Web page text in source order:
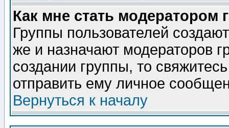
Как мне стать модератором
Группы пользователей
же и назначают модераторов
создании группы, то
отправить ему личное
Вернуться к началу